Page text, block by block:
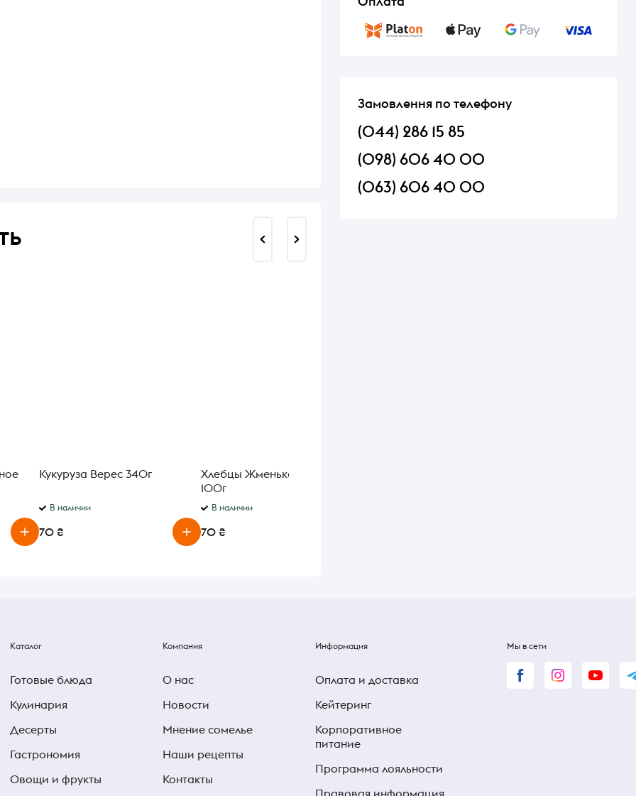
Кукуруза Верес 340г
В наличии
70 ₴
Хлебцы Жменька гречневые
100г
В наличии
70 ₴
Замовлення по телефону
(044) 286 15 85
(098) 606 40 00
(063) 606 40 00
Каталог
Готовые блюда
Кулинария
Десерты
Гастрономия
Овощи и фрукты
Компания
О нас
Новости
Мнение сомелье
Наши рецепты
Контакты
Информация
Оплата и доставка
Кейтеринг
Корпоративное
питание
Программа лояльности
Правовая информация
Мы в сети